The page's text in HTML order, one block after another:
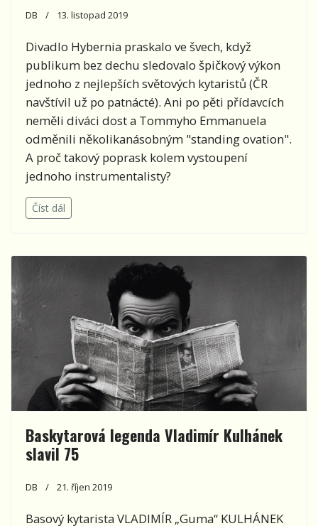
DB 13. listopad 2019
Divadlo Hybernia praskalo ve švech, když
publikum bez dechu sledovalo špičkový výkon
jednoho z nejlepších světových kytaristů (ČR
navštívil už po patnácté). Ani po pěti přídavcích
neměli diváci dost a Tommyho Emmanuela
odměnili několikanásobným "standing ovation".
A proč takový poprask kolem vystoupení
jednoho instrumentalisty?
Číst dál
Baskytarová legenda Vladimír Kulhánek
slavil 75
DB 21. říjen 2019
Basový kytarista VLADIMÍR „Guma“ KULHÁNEK